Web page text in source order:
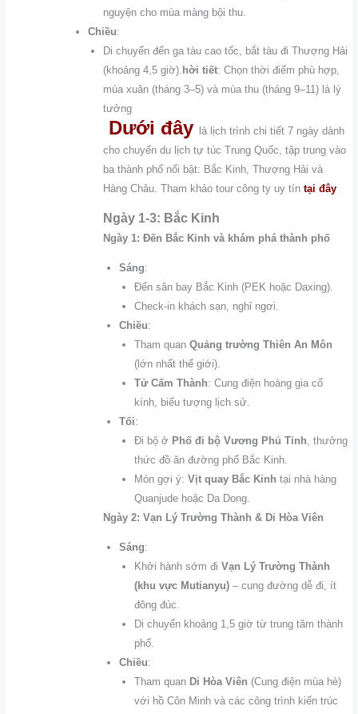
nguyện cho mùa màng bội thu.
Chiều:
Di chuyển đến ga tàu cao tốc, bắt tàu đi Thượng Hải
(khoảng 4,5 giờ). hời tiết: Chọn thời điểm phù hợp,
mùa xuân (tháng 3–5) và mùa thu (tháng 9–11) là lý
tưởng
Dưới đây là lịch trình chi tiết 7 ngày dành
cho chuyến du lịch tự túc Trung Quốc, tập trung vào
ba thành phố nổi bật: Bắc Kinh, Thượng Hải và
Hàng Châu. Tham khảo tour công ty uy tín tại đây
Ngày 1-3: Bắc Kinh
Ngày 1: Đến Bắc Kinh và khám phá thành phố
Sáng:
Đến sân bay Bắc Kinh (PEK hoặc Daxing).
Check-in khách sạn, nghỉ ngơi.
Chiều:
Tham quanQuảng trường Thiên An Môn
(lớn nhất thế giới).
Tử Cấm Thành: Cung điện hoàng gia cổ
kính, biểu tượng lịch sử.
Tối:
Đi bộ ở Phố đi bộ Vương Phủ Tỉnh , thưởng
thức đồ ăn đường phố Bắc Kinh.
Món gợi ý:Vịt quay Bắc Kinh tại nhà hàng
Quanjude hoặc Da Dong.
Ngày 2: Vạn Lý Trường Thành & Di Hòa Viên
Sáng:
Khởi hành sớm điVạn Lý Trường Thành
(khu vực Mutianyu) – cung đường dễ đi, ít
đông đúc.
Di chuyển khoảng 1,5 giờ từ trung tâm thành
phố.
Chiều:
Tham quan Di Hòa Viên (Cung điện mùa hè)
với hồ Côn Minh và các công trình kiến trúc